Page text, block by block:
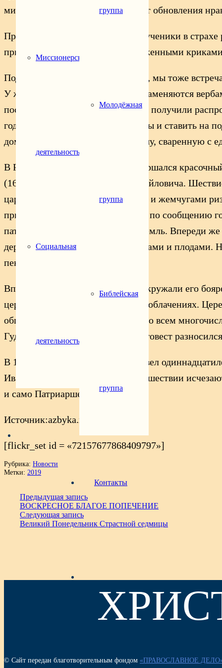
Миссионерская
деятельность
Социальная
деятельность
группа
Молодёжная
группа
Библейская
группа
Контакты
мира. Это бессмысленно, если нет обновления
Пройдет четыре дня, и неверные ученики в страхе
приветствующая Мессию восторженными
Подражая современникам Христа, мы тоже
У жителей Севера они поневоле заменяются
после чтения Евангелия. В народе получили
года, украшать ей домашние иконы и ставить на
домашний скот, есть вербную кашу, сваренную с
В России XVII в. в этот день совершался
(1652–1658) и царя Алексея Михайловича.
царь облачались в шитые золотом и жемчугами
привозившихся из Персии. Затем, по сообщению
патриарх, за красный повод, в Кремль. Впереди
деревья, обильно увешанные цветами и плодами.
пением осанна!»
Впереди царя шли стольники, а окружали его
церковные иерархи в богатейших облачениях.
общий звон, как в Кремле, так и по всем
Гудел воздух над столицей, и благовест
В 1683 г. «осля» под Патриархом вел
Иван, после чего свидетельства о шествии
и само Патриаршество на Руси.
Источник:azbyka.ru
[flickr_set id = «72157677868409797»]
Рубрика: Новости
Метки: 2019
Предыдущая запись
ВОСКРЕСНОЕ БЛАГОЕ ПОПЕЧЕНИЕ
Следующая запись
Великий Понедельник Страстной седмицы
© Сайт передан благотворительным фондом «ПРАВОСЛАВНОЕ